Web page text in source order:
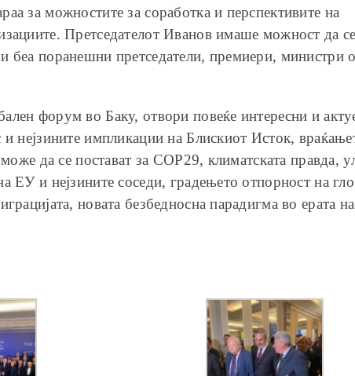
за можностите за соработка и перспективите на
Претседателот Иванов имаше можност да
беа поранешни претседатели, премиери, министри
форум во Баку, отвори повеќе интересни и
нејзините импликации на Блискиот Исток,
да се постават за COP29, климатската правда,
ЕУ и нејзините соседи, градењето отпорност на
новата безбедносна парадигма во ерата на